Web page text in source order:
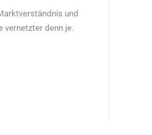
und
vernetzter denn je.